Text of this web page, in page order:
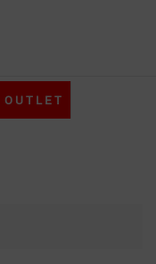
O U T L E T